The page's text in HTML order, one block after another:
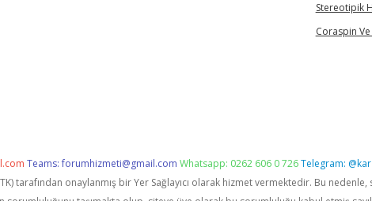
Stereotipik
Coraspin Ve
Teams:forumhizmeti@gmail.com Whatsapp: 0262 606 0 726Telegram:
tarafından onaylanmış bir Yer Sağlayıcı olarak hizmet vermektedir. Bu